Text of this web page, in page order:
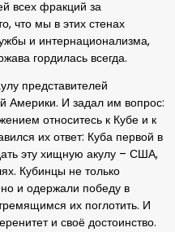
всех фракций за
что мы в этих стенах
и интернационализма,
гордилась всегда.
представителей
Америки. И задал им вопрос:
относитесь к Кубе и к
их ответ: Куба первой в
эту хищную акулу – США,
Кубинцы не только
и одержали победу в
их поглотить. И
и своё достоинство.